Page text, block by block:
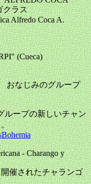
クラス
Alfredo Coca A.
(Cueca)
おなじみのグループ
ープの新しいチャン
- Charango y
催されたチャランゴ